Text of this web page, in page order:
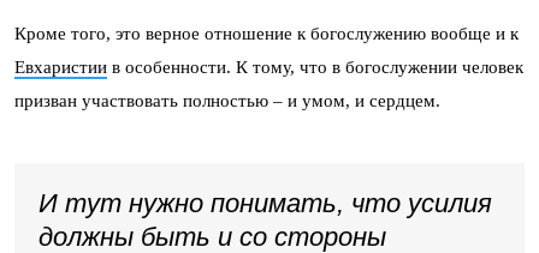
Кроме того, это верное отношение к богослужению вообще и к
Евхаристии в особенности. К тому, что в богослужении человек
призван участвовать полностью – и умом, и сердцем.
И тут нужно понимать, что усилия
должны быть и со стороны